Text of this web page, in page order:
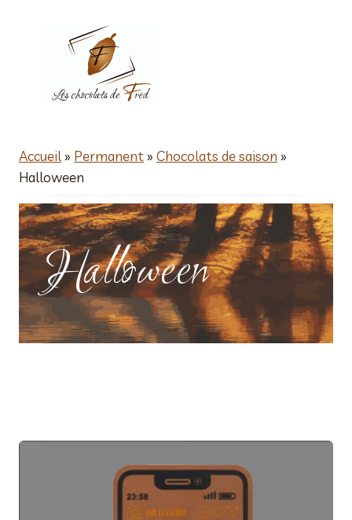
Accueil» Permanent» Chocolats de saison »
Halloween
Halloween